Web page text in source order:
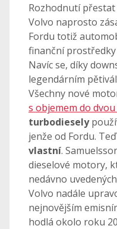
Rozhodnutí
Volvo naprosto
Fordu totiž
finanční prostředky
Navíc se, díky
legendárním
Všechny nové
s objemem do
turbodiesely
jenže od Fordu.
vlastní.
dieselové motory,
nedávno
Volvo nadále
nejnovějším
hodlá okolo roku